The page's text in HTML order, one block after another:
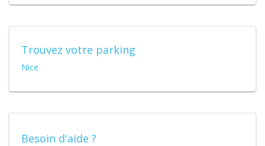
Trouvez votre parking
Nice
Besoin d'aide ?